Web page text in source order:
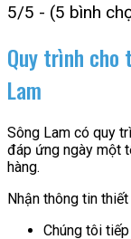
5/5 - (5 bình
Quy trình cho
Lam
Sông Lam có quy
đáp ứng ngày một
hàng.
Nhận thông tin
Chúng tôi